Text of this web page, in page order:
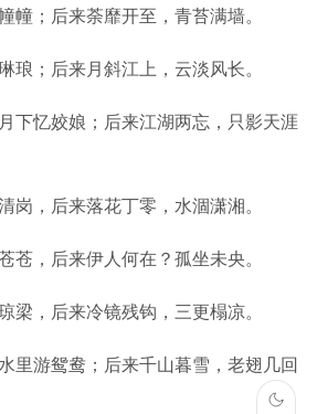
幢；后来荼靡开至，青苔满墙。
琅；后来月斜江上，云淡风长。
下忆姣娘；后来江湖两忘，只影天涯
岗，后来落花丁零，水涸潇湘。
苍，后来伊人何在？孤坐未央。
梁，后来冷镜残钩，三更榻凉。
里游鸳鸯；后来千山暮雪，老翅几回